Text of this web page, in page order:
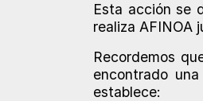
Esta acción se
realiza AFINOA
Recordemos
encontrado
establece: